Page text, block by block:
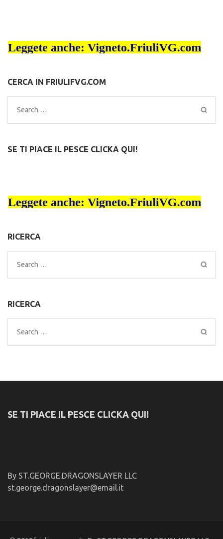
CERCA IN FRIULIFVG.COM
Search
for:
SE TI PIACE IL PESCE CLICKA QUI!
RICERCA
Search
for:
RICERCA
Search
for:
SE TI PIACE IL PESCE CLICKA QUI!
By ST.GEORGE.DRAGONSLAYER LLC
st.george.dragonslayer@email.it